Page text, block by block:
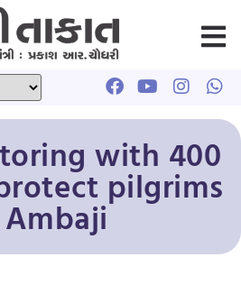
with 400
pilgrims